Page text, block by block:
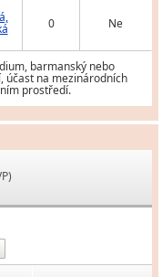
0 Ne
barmanský nebo
účast na mezinárodních
prostředí.